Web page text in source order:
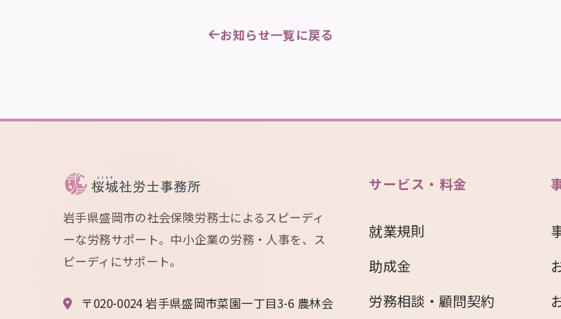
お知らせ一覧に戻る
岩手県盛岡市の社会保険労務士によるスピーディ
ーな労務サポート。中小企業の労務・人事を、ス
ピーディにサポート。
〒020-0024 岩手県盛岡市菜園一丁目3-6 農林会
サービス・料金
就業規則
助成金
労務相談・顧問契約